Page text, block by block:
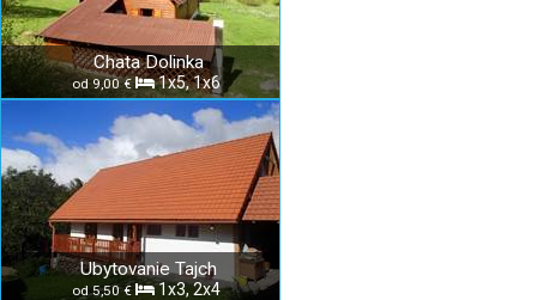
Chata Dolinka
od 9,00 € 1x5, 1x6
Ubytovanie Tajch
od 5,50 € 1x3, 2x4